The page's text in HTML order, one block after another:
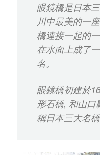
眼鏡橋是日本
川中最美的一
橋連接一起的
在水面上成了
名。
眼鏡橋初建於
形石橋, 和山
稱日本三大名橋